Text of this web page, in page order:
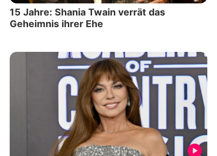
15 Jahre: Shania Twain verrät das
Geheimnis ihrer Ehe